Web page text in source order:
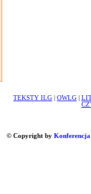
TEKSTY ILG OWLG
© Copyright by Konferencja